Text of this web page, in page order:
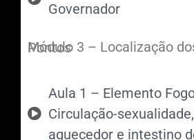
Governador
Módulo 3 – Localização dos Principais Pontos
Aula 1 – Elemento
Circulação-
aquecedor e intestino